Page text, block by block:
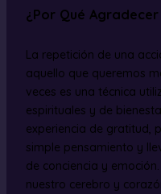
¿Por Qué
La repetición de una
aquello que queremos
veces es una técnica
espirituales y de
experiencia de gratitud,
simple pensamiento y
de conciencia y
nuestro cerebro y